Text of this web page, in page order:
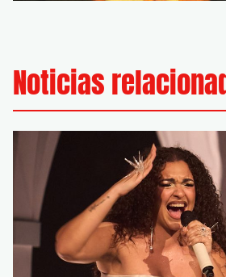
Noticias